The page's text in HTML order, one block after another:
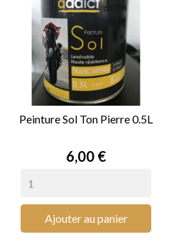
Peinture Sol Ton Pierre 0.5L
Prix
6,00 €
Ajouter au panier